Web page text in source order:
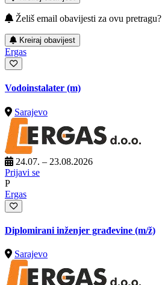
Želiš email obavijesti za ovu pretragu?
Kreiraj obavijest
Ergas
Vodoinstalater (m)
Sarajevo
24.07. – 23.08.2026
Prijavi se
P
Ergas
Diplomirani inženjer građevine (m/ž)
Sarajevo